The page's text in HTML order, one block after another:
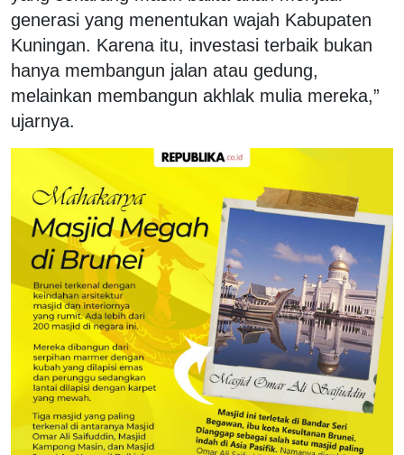
generasi yang menentukan wajah Kabupaten
Kuningan. Karena itu, investasi terbaik bukan
hanya membangun jalan atau gedung,
melainkan membangun akhlak mulia mereka,”
ujarnya.